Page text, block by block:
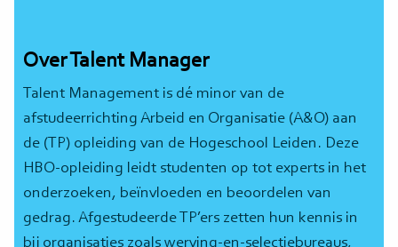
Over Talent Manager
Talent Management is dé minor van de
afstudeerrichting Arbeid en Organisatie (A&O) aan
de (TP) opleiding van de Hogeschool Leiden. Deze
HBO-opleiding leidt studenten op tot experts in het
onderzoeken, beïnvloeden en beoordelen van
gedrag. Afgestudeerde TP’ers zetten hun kennis in
bij organisaties zoals werving-en-selectiebureaus,